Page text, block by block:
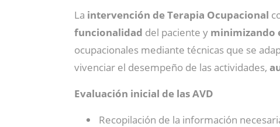
La intervención de Terapia Ocupacional
funcionalidad del paciente y minimizando
ocupacionales mediante técnicas que se
vivenciar el desempeño de las actividades,
Evaluación inicial de las AVD
Recopilación de la información